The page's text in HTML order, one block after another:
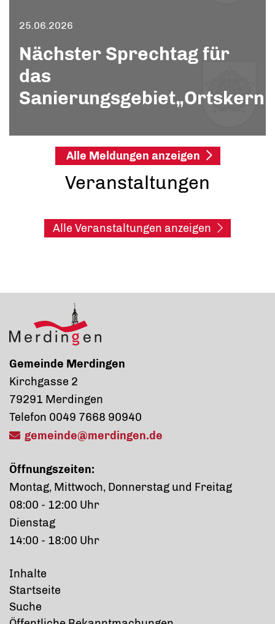
25.06.2026
Nächster Sprechtag für
das
Sanierungsgebiet„Ortskern“
Alle Meldungen anzeigen
Veranstaltungen
Alle Veranstaltungen anzeigen
Gemeinde Merdingen
Kirchgasse 2
79291 Merdingen
Telefon 0049 7668 90940
gemeinde@merdingen.de
Öffnungszeiten:
Montag, Mittwoch, Donnerstag und Freitag
08:00 - 12:00 Uhr
Dienstag
14:00 - 18:00 Uhr
Inhalte
Startseite
Suche